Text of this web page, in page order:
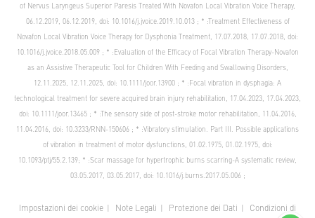
of Nervus Laryngeus Superior Paresis Treated With Novafon Local Vibration Voice Therapy,
06.12.2019, 06.12.2019, doi: 10.1016/j.jvoice.2019.10.013 ; * :Treatment Effectiveness of
Novafon Local Vibration Voice Therapy for Dysphonia Treatment, 17.07.2018, 17.07.2018, doi:
10.1016/j.jvoice.2018.05.009 ; * :Evaluation of the Efficacy of Focal Vibration Therapy-Novafon
as an Assistive Therapeutic Tool for Children With Feeding and Swallowing Disorders,
12.11.2025, 12.11.2025, doi: 10.1111/joor.13900 ; * :Focal vibration in dysphagia: A
technological treatment for severe acquired brain injury rehabilitation, 17.04.2023, 17.04.2023,
doi: 10.1111/joor.13465 ; * :The sensory side of post-stroke motor rehabilitation, 11.04.2016,
11.04.2016, doi: 10.3233/RNN-150606 ; * :Vibratory stimulation. Part III. Possible applications
of vibration in treatment of motor dysfunctions, 01.02.1975, 01.02.1975, doi:
10.1093/ptj/55.2.139; * :Scar massage for hypertrophic burns scarring-A systematic review,
03.05.2017, 03.05.2017, doi: 10.1016/j.burns.2017.05.006 ;
Impostazioni dei cookie Note Legali Protezione dei Dati
Condizioni di